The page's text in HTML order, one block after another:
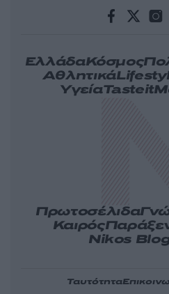
ΕλλάδαΚόσμος
Αθλητικά
ΥγείαTasteit
Πρωτοσέλιδα
Καιρός
Nikos
Ταυτότητα